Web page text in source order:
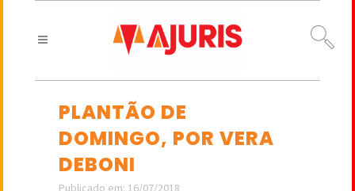
PLANTÃO DE
DOMINGO, POR VERA
DEBONI
Publicado em: 16/07/2018